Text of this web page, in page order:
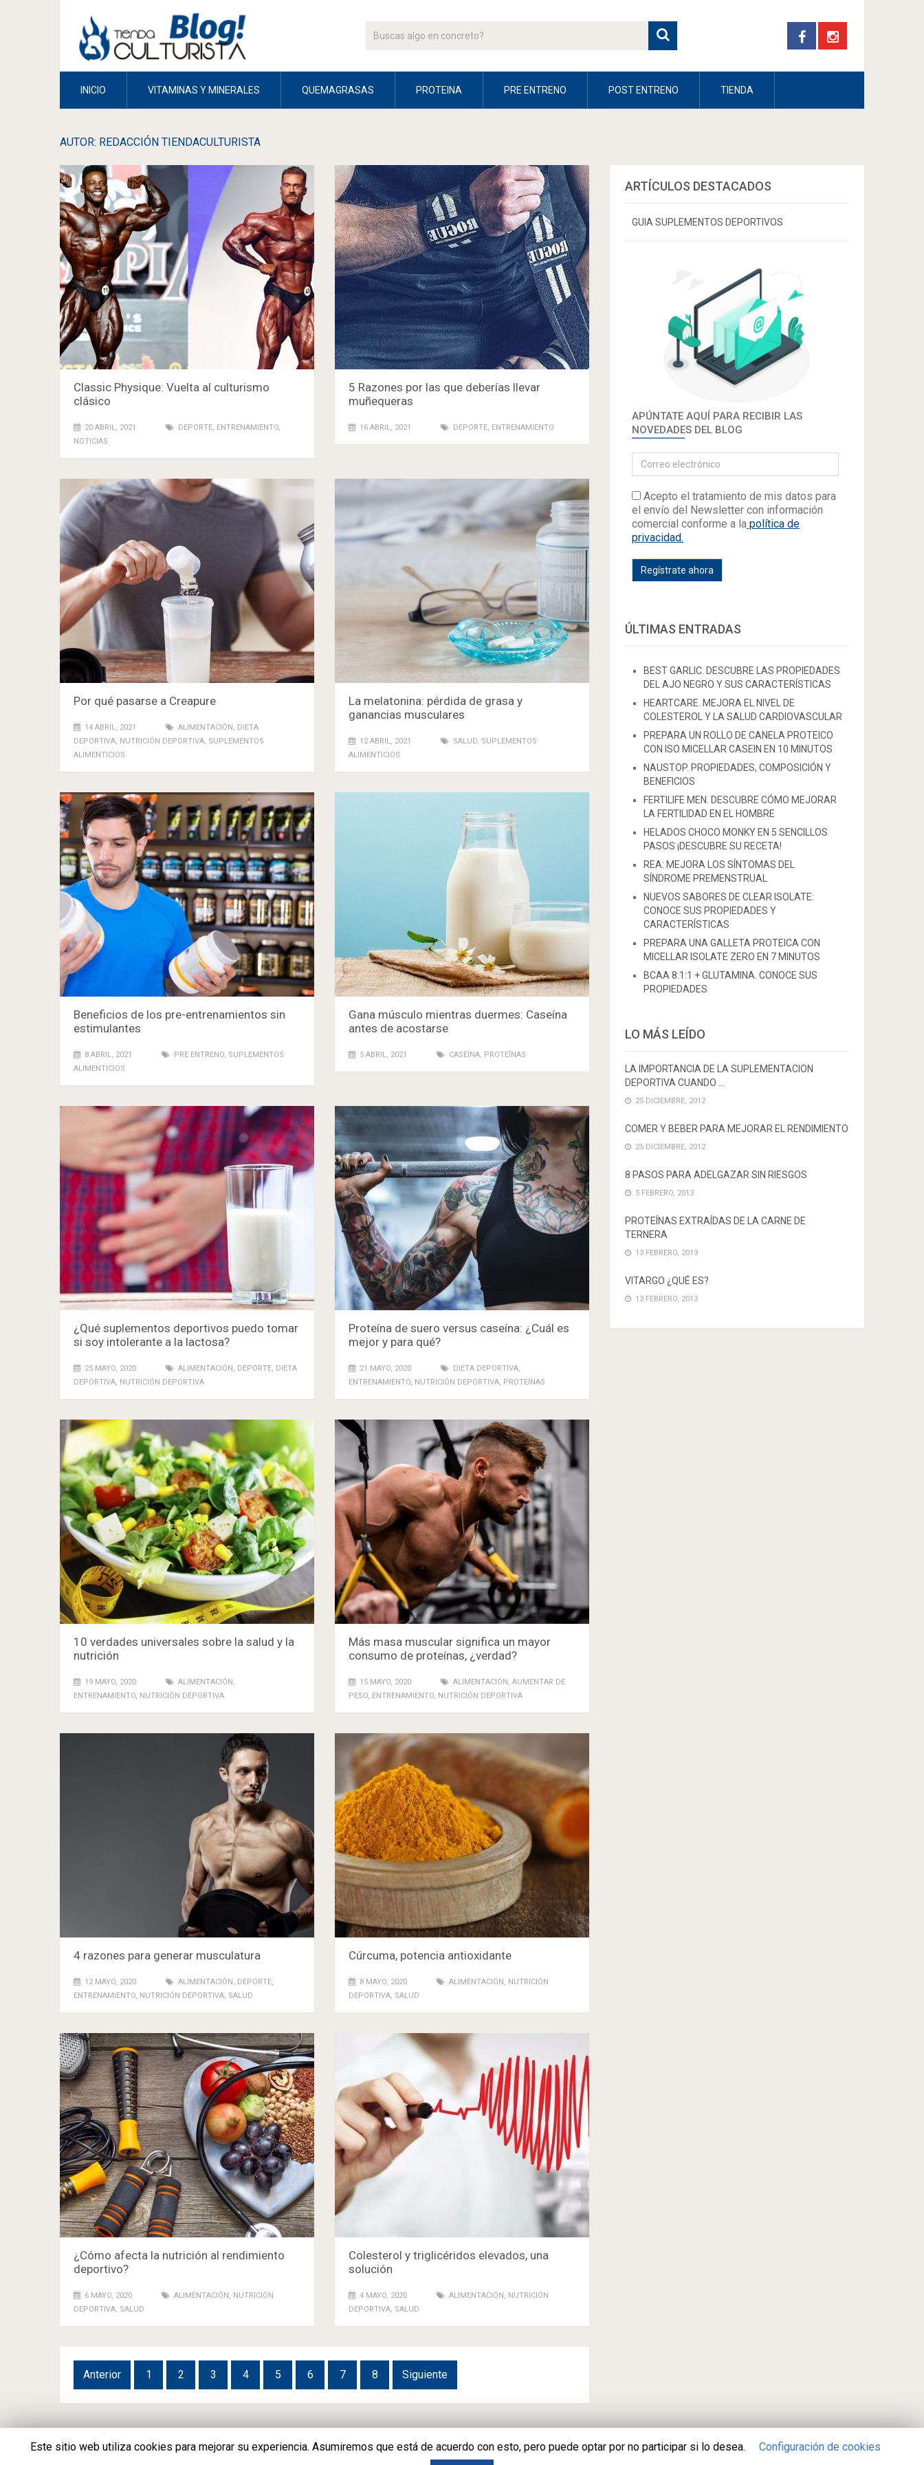
INICIO VITAMINAS Y MINERALES QUEMAGRASAS PROTEINA PRE ENTRENO POST ENTRENO TIENDA
AUTOR: REDACCIÓN TIENDACULTURISTA
Classic Physique: Vuelta al culturismo
clásico
20 ABRIL, 2021 DEPORTE, ENTRENAMIENTO,
NOTICIAS
5 Razones por las que deberías llevar
muñequeras
16 ABRIL, 2021 DEPORTE, ENTRENAMIENTO
Por qué pasarse a Creapure
14 ABRIL, 2021 ALIMENTACIÓN, DIETA
DEPORTIVA, NUTRICIÓN DEPORTIVA, SUPLEMENTOS
ALIMENTICIOS
La melatonina: pérdida de grasa y
ganancias musculares
12 ABRIL, 2021 SALUD, SUPLEMENTOS
ALIMENTICIOS
Beneficios de los pre-entrenamientos sin
estimulantes
8 ABRIL, 2021 PRE ENTRENO, SUPLEMENTOS
ALIMENTICIOS
Gana músculo mientras duermes: Caseína
antes de acostarse
5 ABRIL, 2021 CASEÍNA, PROTEÍNAS
¿Qué suplementos deportivos puedo tomar
si soy intolerante a la lactosa?
25 MAYO, 2020 ALIMENTACIÓN, DEPORTE, DIETA
DEPORTIVA, NUTRICIÓN DEPORTIVA
Proteína de suero versus caseína: ¿Cuál es
mejor y para qué?
21 MAYO, 2020 DIETA DEPORTIVA,
ENTRENAMIENTO, NUTRICIÓN DEPORTIVA, PROTEÍNAS
10 verdades universales sobre la salud y la
nutrición
19 MAYO, 2020 ALIMENTACIÓN,
ENTRENAMIENTO, NUTRICIÓN DEPORTIVA
Más masa muscular significa un mayor
consumo de proteínas, ¿verdad?
15 MAYO, 2020 ALIMENTACIÓN, AUMENTAR DE
PESO, ENTRENAMIENTO, NUTRICIÓN DEPORTIVA
4 razones para generar musculatura
12 MAYO, 2020 ALIMENTACIÓN, DEPORTE,
ENTRENAMIENTO, NUTRICIÓN DEPORTIVA, SALUD
Cúrcuma, potencia antioxidante
8 MAYO, 2020 ALIMENTACIÓN, NUTRICIÓN
DEPORTIVA, SALUD
¿Cómo afecta la nutrición al rendimiento
deportivo?
6 MAYO, 2020 ALIMENTACIÓN, NUTRICIÓN
DEPORTIVA, SALUD
Colesterol y triglicéridos elevados, una
solución
4 MAYO, 2020 ALIMENTACIÓN, NUTRICIÓN
DEPORTIVA, SALUD
Navegación
de
Anterior 1 2 3 4 5 6 7 8 Siguiente
ARTÍCULOS DESTACADOS
GUIA SUPLEMENTOS DEPORTIVOS
APÚNTATE AQUÍ PARA RECIBIR LAS
NOVEDADES DEL BLOG
Acepto el tratamiento de mis datos para
el envío del Newsletter con información
comercial conforme a la política de
privacidad.
ÚLTIMAS ENTRADAS
BEST GARLIC. DESCUBRE LAS PROPIEDADES
DEL AJO NEGRO Y SUS CARACTERÍSTICAS
HEARTCARE. MEJORA EL NIVEL DE
COLESTEROL Y LA SALUD CARDIOVASCULAR
PREPARA UN ROLLO DE CANELA PROTEICO
CON ISO MICELLAR CASEIN EN 10 MINUTOS
NAUSTOP. PROPIEDADES, COMPOSICIÓN Y
BENEFICIOS
FERTILIFE MEN. DESCUBRE CÓMO MEJORAR
LA FERTILIDAD EN EL HOMBRE
HELADOS CHOCO MONKY EN 5 SENCILLOS
PASOS ¡DESCUBRE SU RECETA!
REA: MEJORA LOS SÍNTOMAS DEL
SÍNDROME PREMENSTRUAL
NUEVOS SABORES DE CLEAR ISOLATE:
CONOCE SUS PROPIEDADES Y
CARACTERÍSTICAS
PREPARA UNA GALLETA PROTEICA CON
MICELLAR ISOLATE ZERO EN 7 MINUTOS
BCAA 8:1:1 + GLUTAMINA. CONOCE SUS
PROPIEDADES
LO MÁS LEÍDO
LA IMPORTANCIA DE LA SUPLEMENTACION
DEPORTIVA CUANDO …
25 DICIEMBRE, 2012
COMER Y BEBER PARA MEJORAR EL RENDIMIENTO
25 DICIEMBRE, 2012
8 PASOS PARA ADELGAZAR SIN RIESGOS
5 FEBRERO, 2013
PROTEÍNAS EXTRAÍDAS DE LA CARNE DE
TERNERA
13 FEBRERO, 2013
VITARGO ¿QUÉ ES?
13 FEBRERO, 2013
Este sitio web utiliza cookies para mejorar su experiencia. Asumiremos que está de acuerdo con esto, pero puede optar por no participar si lo desea. Configuración de cookies
TIENDA